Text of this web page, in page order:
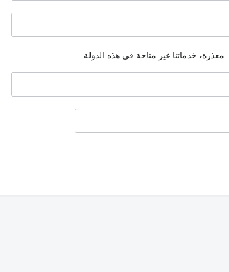
معذرة، خدماتنا غير متاحة في هذه الدولة